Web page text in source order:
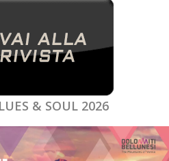
& SOUL 2026